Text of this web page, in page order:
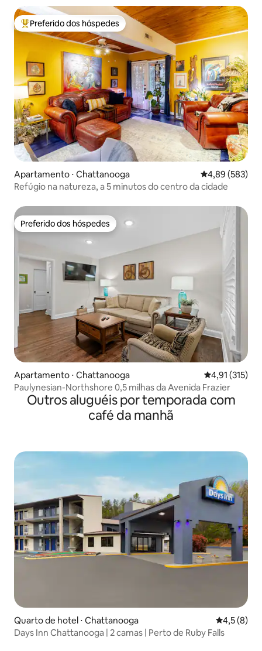
Entre os melhores preferidos dos hóspedes
Preferido dos hóspedes
Apartamento ⋅ Chattanooga 4,89 de uma
4,89 (583)
Refúgio na natureza, a 5 minutos do centro da cidade
Preferido dos hóspedes
Preferido dos hóspedes
Apartamento ⋅ Chattanooga 4,91 de uma
4,91 (315)
Paulynesian-Northshore 0,5 milhas da Avenida Frazier
Outros aluguéis por temporada com
café da manhã
Quarto de hotel ⋅ Chattanooga 4,5 de
4,5 (8)
Days Inn Chattanooga | 2 camas | Perto de Ruby Falls